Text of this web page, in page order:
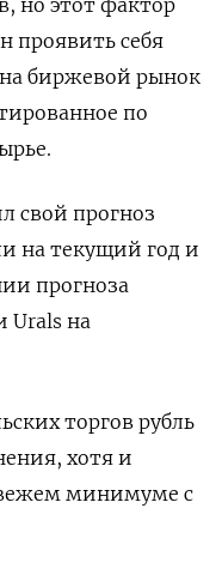
но этот фактор
проявить себя
биржевой рынок
по
свой прогноз
на текущий год и
прогноза
Urals на
торгов рубль
хотя и
минимуме с